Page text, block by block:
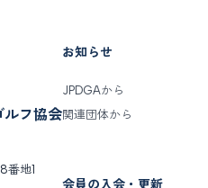
ルフ協会
番地1
お知らせ
JPDGAから
関連団体から
会員の入会・更新